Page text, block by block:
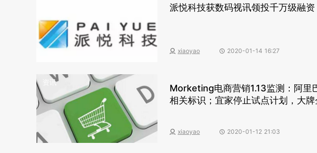
派悦科技获数码视讯领投千万级融资
xiaoyao 2020-01-14 16:27
资讯
Morketing电商营销1.13监测：阿里
相关标识；宜家停止试点计划，大
xiaoyao 2020-01-12 21:03